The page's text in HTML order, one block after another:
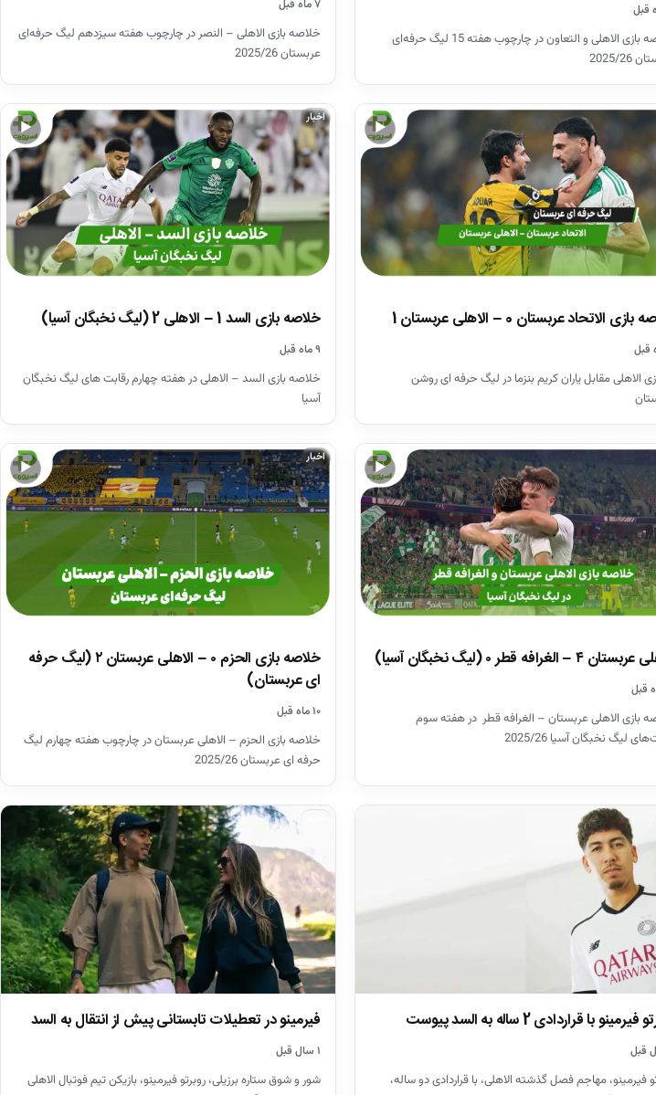
خلاصه بازی الاهلی و التعاون در چارچوب هفته 15 لیگ حرفه‌ای
26
۷ ماه قبل
خلاصه بازی الاهلی – النصر در چارچوب هفته سیزدهم لیگ حرفه‌ای
عربستان 2025/26
▶
الاتحاد عربستان 0 – الاهلی عربستان 1
الاهلی مقابل یاران کریم بنزما در لیگ حرفه ای روشن
▶
اخبار
خلاصه بازی السد 1 – الاهلی 2 (لیگ نخبگان آسیا)
۹ ماه قبل
خلاصه بازی السد – الاهلی در هفته چهارم رقابت های لیگ نخبگان
آسیا
▶
۴ – الغرافه قطر ۰ (لیگ نخبگان آسیا)
بازی الاهلی عربستان – الغرافه قطر در هفته سوم
لیگ نخبگان آسیا 2025/26
▶
اخبار
خلاصه بازی الحزم ۰ – الاهلی عربستان ۲ (لیگ حرفه
ای عربستان)
۱۰ ماه قبل
خلاصه بازی الحزم – الاهلی عربستان در چارچوب هفته چهارم لیگ
حرفه ای عربستان 2025/26
با قراردادی 2 ساله به السد پیوست
فیرمینو، مهاجم فصل گذشته الاهلی، با قراردادی دو ساله،
فیرمینو در تعطیلات تابستانی پیش از انتقال به السد
۱ سال قبل
شور و شوق ستاره برزیلی، روبرتو فیرمینو، بازیکن تیم فوتبال الاهلی